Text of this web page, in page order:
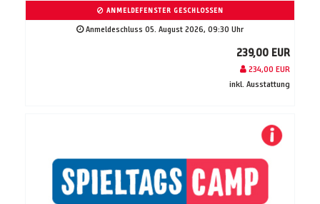
ANMELDEFENSTER GESCHLOSSEN
Anmeldeschluss 05. August 2026, 09:30 Uhr
239,00 EUR
234,00 EUR
inkl. Ausstattung